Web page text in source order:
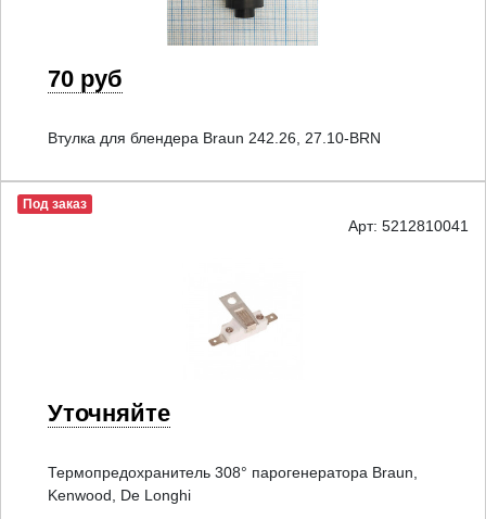
70 руб
Втулка для блендера Braun 242.26, 27.10-BRN
Под заказ
Арт: 5212810041
Уточняйте
Термопредохранитель 308° парогенератора Braun,
Kenwood, De Longhi